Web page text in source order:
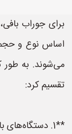
برای جوراب
اساس نوع و
می‌شوند. به طور
تقسیم کرد:
**1. دستگاه‌های بافندگی دستی:**